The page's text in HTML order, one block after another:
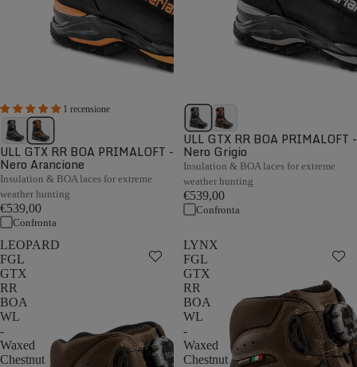
1 recensione
ULL GTX RR BOA PRIMALOFT -
Nero Arancione
Insulation & BOA laces for extreme
weather hunting
€539,00
Confronta
ULL GTX RR BOA PRIMALOFT -
Nero Grigio
Insulation & BOA laces for extreme
weather hunting
€539,00
Confronta
LEOPARD
FGL
GTX
RR
BOA
WL
-
Waxed
Chestnut
LYNX
FGL
GTX
RR
BOA
WL
-
Waxed
Chestnut